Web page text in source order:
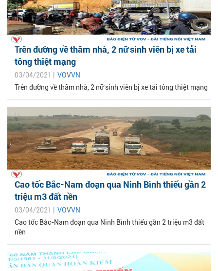
Trên đường về thăm nhà, 2 nữ sinh viên bị xe tải
tông thiệt mạng
03/04/2021 | VOVVN
Trên đường về thăm nhà, 2 nữ sinh viên bị xe tải tông thiệt mạng
Cao tốc Bắc-Nam đoạn qua Ninh Bình thiếu gần 2
triệu m3 đất nền
03/04/2021 | VOVVN
Cao tốc Bắc-Nam đoạn qua Ninh Bình thiếu gần 2 triệu m3 đất
nền